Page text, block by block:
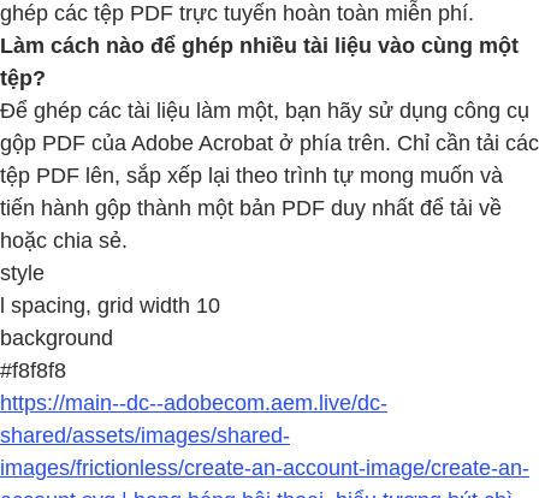
ghép các tệp PDF trực tuyến hoàn toàn miễn phí.
Làm cách nào để ghép nhiều tài liệu vào cùng một
tệp?
Để ghép các tài liệu làm một, bạn hãy sử dụng công cụ
gộp PDF của Adobe Acrobat ở phía trên. Chỉ cần tải các
tệp PDF lên, sắp xếp lại theo trình tự mong muốn và
tiến hành gộp thành một bản PDF duy nhất để tải về
hoặc chia sẻ.
style
l spacing, grid width 10
background
#f8f8f8
https://main--dc--adobecom.aem.live/dc-
shared/assets/images/shared-
images/frictionless/create-an-account-image/create-an-